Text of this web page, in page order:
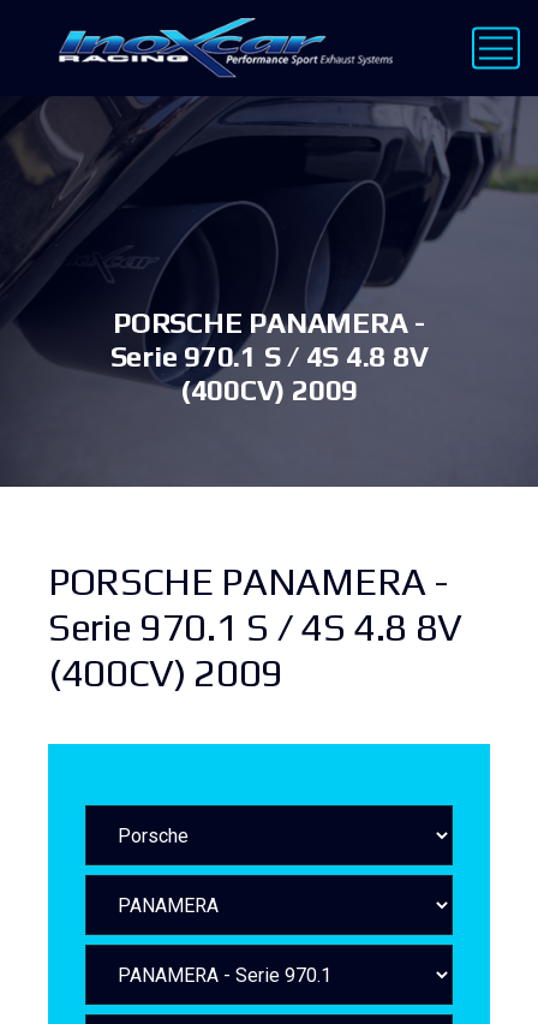
PORSCHE PANAMERA -
Serie 970.1 S / 4S 4.8 8V
(400CV) 2009
PORSCHE PANAMERA -
Serie 970.1 S / 4S 4.8 8V
(400CV) 2009